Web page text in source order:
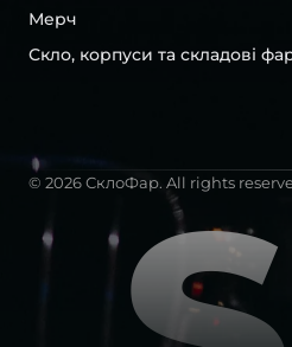
Мерч
Скло, корпуси та складові
© 2026 СклоФар. All rights